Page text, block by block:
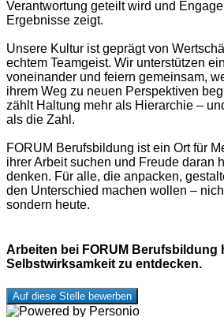
Verantwortung geteilt wird und
Ergebnisse zeigt.
Unsere Kultur ist geprägt von
echtem Teamgeist. Wir unterstützen
voneinander und feiern gemeinsam,
ihrem Weg zu neuen Perspektiven
zählt Haltung mehr als Hierarchie –
als die Zahl.
FORUM Berufsbildung ist ein Ort für
ihrer Arbeit suchen und Freude daran
denken. Für alle, die anpacken,
den Unterschied machen wollen –
sondern heute.
Arbeiten bei FORUM Berufsbildung
Selbstwirksamkeit zu entdecken.
Auf diese Stelle bewerben